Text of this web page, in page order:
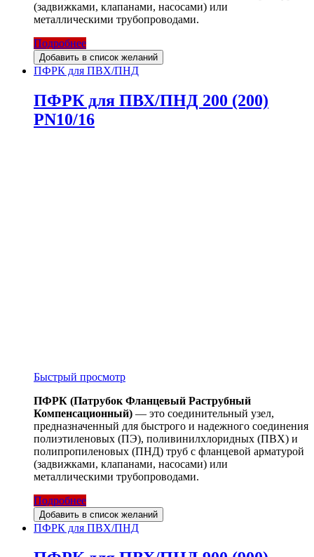
(задвижками, клапанами, насосами) или
металлическими трубопроводами.
Подробнее
Добавить в список желаний
ПФРК для ПВХ/ПНД
ПФРК для ПВХ/ПНД 200 (200)
PN10/16
Быстрый просмотр
ПФРК (Патрубок Фланцевый Раструбный
Компенсационный) — это соединительный узел,
предназначенный для быстрого и надежного соединения
полиэтиленовых (ПЭ), поливинилхлоридных (ПВХ) и
полипропиленовых (ПНД) труб с фланцевой арматурой
(задвижками, клапанами, насосами) или
металлическими трубопроводами.
Подробнее
Добавить в список желаний
ПФРК для ПВХ/ПНД